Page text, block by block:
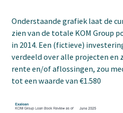
Onderstaande grafiek laat de
zien van de totale KOM Group
in 2014. Een (fictieve)
verdeeld over alle projecten en
rente en/of aflossingen, zou
tot een waarde van €1.580